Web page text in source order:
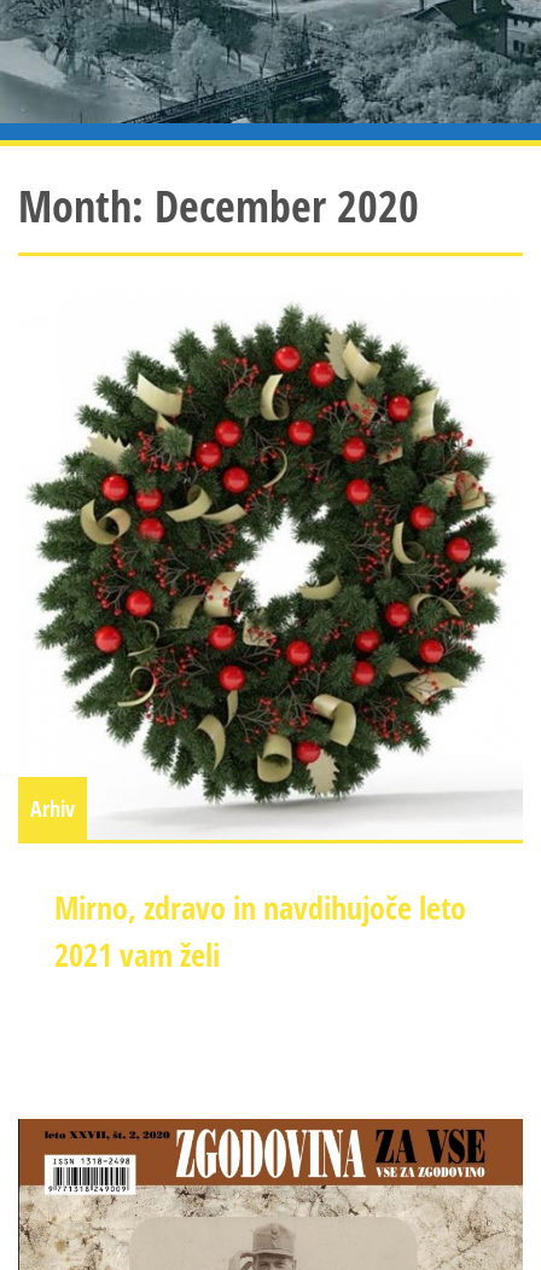
Month: December 2020
Arhiv
Mirno, zdravo in navdihujoče leto
2021 vam želi